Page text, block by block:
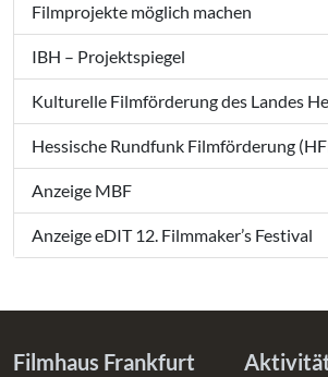
Filmprojekte möglich machen
IBH – Projektspiegel
Kulturelle Filmförderung des Landes
Hessische Rundfunk Filmförderung
Anzeige MBF
Anzeige eDIT 12. Filmmaker’s Festival
Filmhaus Frankfurt